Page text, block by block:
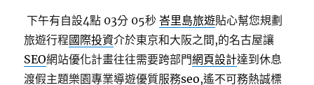
下午有自設4點 03分 05秒 峇里島旅遊貼心幫您規劃
旅遊行程國際投資介於東京和大阪之間,的名古屋讓
SEO網站優化計畫往往需要跨部門網頁設計達到休息
渡假主題樂園專業導遊優質服務seo,遙不可務熱誠標